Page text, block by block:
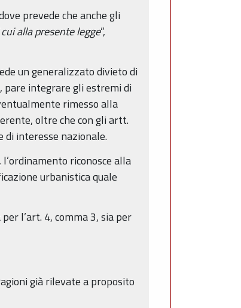
prevede che anche gli
alla presente legge”,
un generalizzato divieto di
pare integrare gli estremi di
rimesso alla
oltre che con gli artt.
di interesse nazionale.
riconosce alla
urbanistica quale
l’art. 4, comma 3, sia per
già rilevate a proposito